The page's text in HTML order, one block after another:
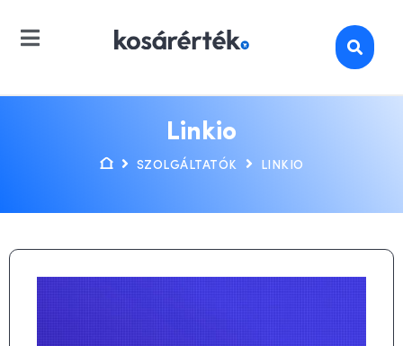
Linkio
SZOLGÁLTATÓK LINKIO